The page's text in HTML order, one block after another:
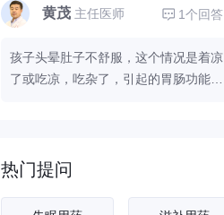
净，就要清宫或用药促排，液性暗区这
况不需要清宫。意见建议：可以吃新生
化颗粒或 ，同时吃阿莫西林消炎，连续
黄茂 主任医师 1个回答
孩子头晕肚子不舒服，这个情况是着凉
了或吃凉，吃杂了，引起的胃肠功能紊
舒服，可以用藿香正气胶囊打开胶囊和
里，用贴服的小贴贴上，同时要注意孩
热门提问